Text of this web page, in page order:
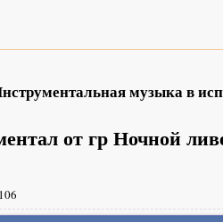
музыка в
от гр Ночной